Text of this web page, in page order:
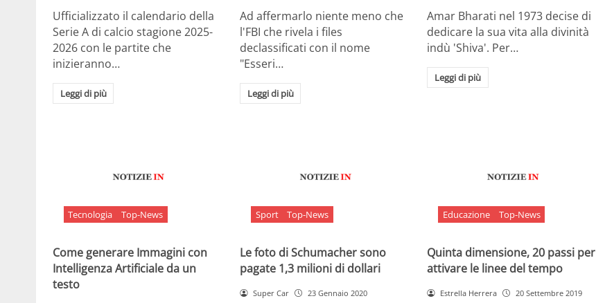
Ufficializzato il calendario della
Serie A di calcio stagione 2025-
2026 con le partite che
inizieranno…
Leggi di più
Ad affermarlo niente meno che
l'FBI che rivela i files
declassificati con il nome
"Esseri…
Leggi di più
Amar Bharati nel 1973 decise di
dedicare la sua vita alla divinità
indù 'Shiva'. Per…
Leggi di più
Tecnologia Top-News
Come generare Immagini con
Intelligenza Artificiale da un
testo
Sport Top-News
Le foto di Schumacher sono
pagate 1,3 milioni di dollari
Super Car 23 Gennaio 2020
Educazione Top-News
Quinta dimensione, 20 passi per
attivare le linee del tempo
Estrella Herrera 20 Settembre 2019